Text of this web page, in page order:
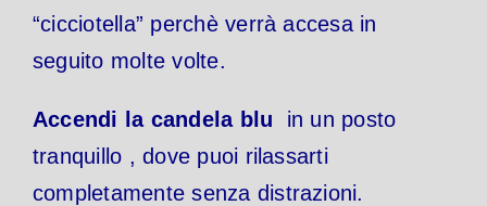
“cicciotella” perchè verrà accesa in
seguito molte volte.
Accendi la candela blu
in un posto
tranquillo , dove puoi rilassarti
completamente senza distrazioni.